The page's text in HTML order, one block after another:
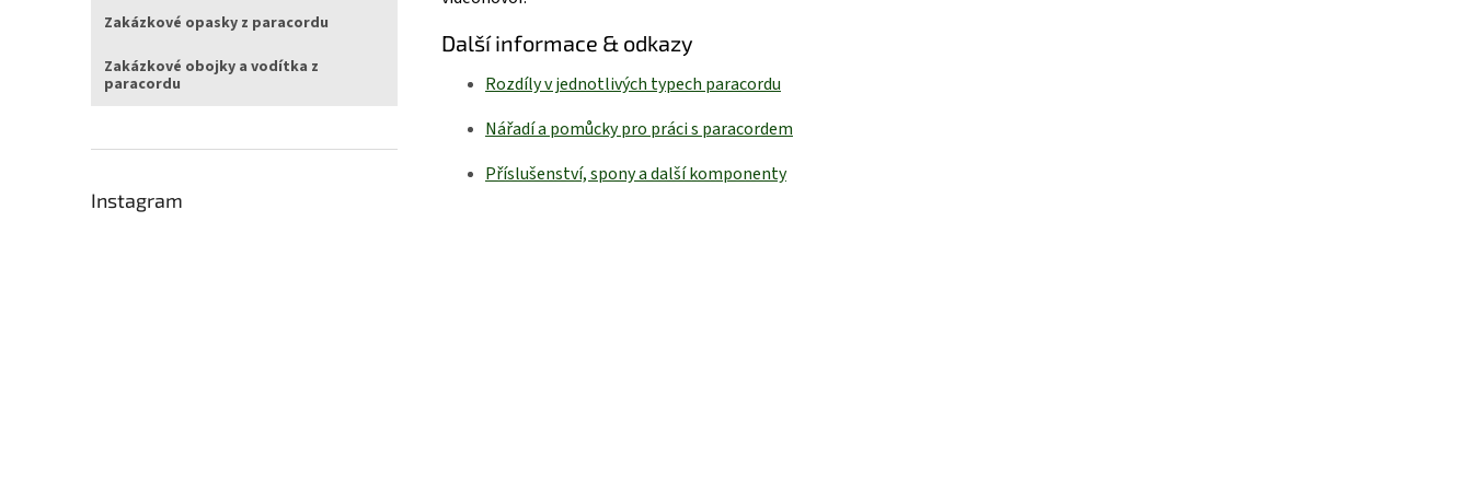
Zakázkové opasky z paracordu
Zakázkové obojky a vodítka z
paracordu
Instagram
Další informace & odkazy
Rozdíly v jednotlivých typech paracordu
Nářadí a pomůcky pro práci s paracordem
Příslušenství, spony a další komponenty